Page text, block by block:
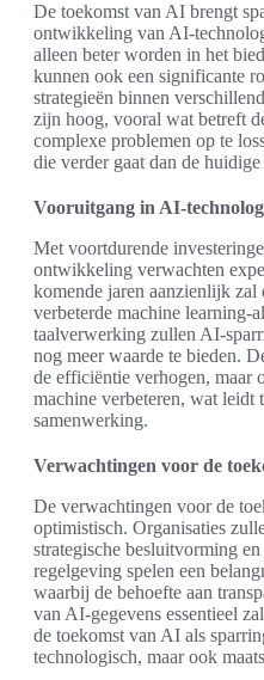
De toekomst van AI brengt
ontwikkeling van AI-
alleen beter worden in het
kunnen ook een significante
strategieën binnen
zijn hoog, vooral wat betreft
complexe problemen op te
die verder gaat dan de
Vooruitgang in AI-
Met voortdurende
ontwikkeling verwachten
komende jaren aanzienlijk zal
verbeterde machine learning-
taalverwerking zullen AI-
nog meer waarde te bieden.
de efficiëntie verhogen, maar
machine verbeteren, wat leidt
samenwerking.
Verwachtingen voor de
De verwachtingen voor de
optimistisch. Organisaties
strategische besluitvorming
regelgeving spelen een
waarbij de behoefte aan
van AI-gegevens essentieel
de toekomst van AI als
technologisch, maar ook